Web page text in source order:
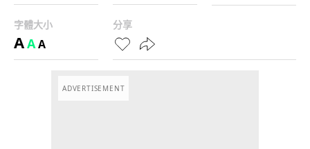
字體大小
AAA
分享
ADVERTISEMENT